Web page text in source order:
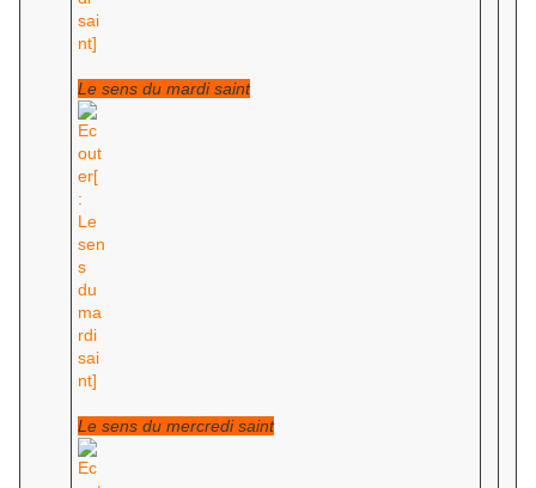
Le sens du mardi saint
Le sens du mercredi saint